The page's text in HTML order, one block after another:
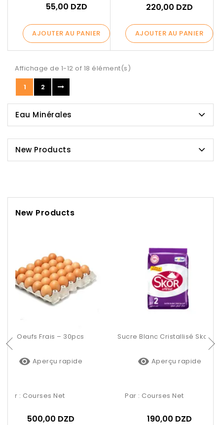
55,00 DZD
AJOUTER AU PANIER
220,00 DZD
AJOUTER AU PANIER
Affichage de 1-12 of 18 élément(s)
1
2
Eau Minérales
New Products
New Products
Oeufs Frais – 30pcs
 Aperçu rapide
Par : Courses Net
500,00 DZD
 Aperçu rapide
Par : Courses Net
190,00 DZD